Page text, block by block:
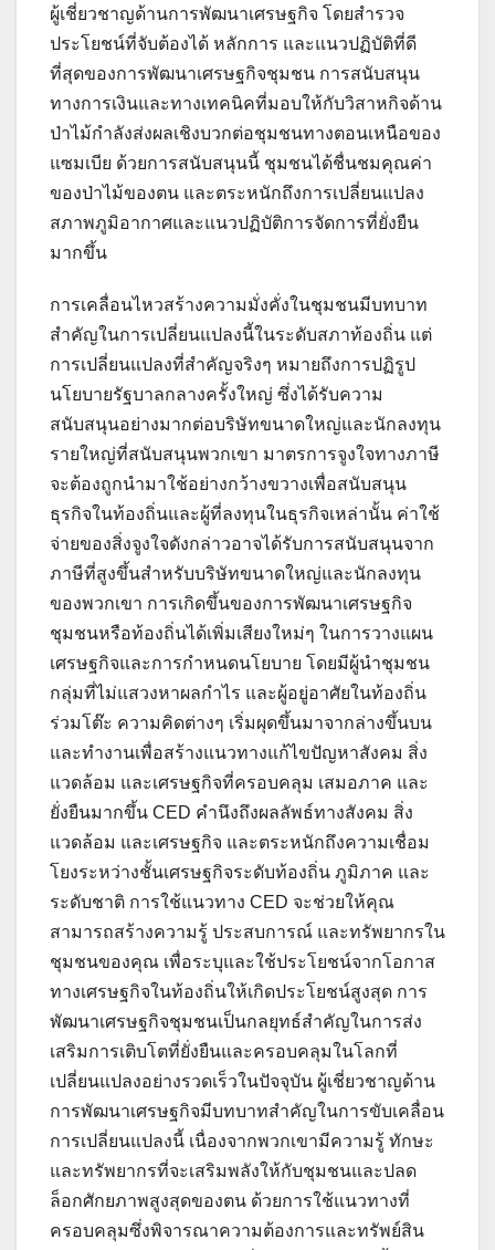
ผู้เชี่ยวชาญด้านการพัฒนาเศรษฐกิจ โดยสำรวจ
ประโยชน์ที่จับต้องได้ หลักการ และแนวปฏิบัติที่ดี
ที่สุดของการพัฒนาเศรษฐกิจชุมชน การสนับสนุน
ทางการเงินและทางเทคนิคที่มอบให้กับวิสาหกิจด้าน
ป่าไม้กำลังส่งผลเชิงบวกต่อชุมชนทางตอนเหนือของ
แซมเบีย ด้วยการสนับสนุนนี้ ชุมชนได้ชื่นชมคุณค่า
ของป่าไม้ของตน และตระหนักถึงการเปลี่ยนแปลง
สภาพภูมิอากาศและแนวปฏิบัติการจัดการที่ยั่งยืน
มากขึ้น
การเคลื่อนไหวสร้างความมั่งคั่งในชุมชนมีบทบาท
สำคัญในการเปลี่ยนแปลงนี้ในระดับสภาท้องถิ่น แต่
การเปลี่ยนแปลงที่สำคัญจริงๆ หมายถึงการปฏิรูป
นโยบายรัฐบาลกลางครั้งใหญ่ ซึ่งได้รับความ
สนับสนุนอย่างมากต่อบริษัทขนาดใหญ่และนักลงทุน
รายใหญ่ที่สนับสนุนพวกเขา มาตรการจูงใจทางภาษี
จะต้องถูกนำมาใช้อย่างกว้างขวางเพื่อสนับสนุน
ธุรกิจในท้องถิ่นและผู้ที่ลงทุนในธุรกิจเหล่านั้น ค่าใช้
จ่ายของสิ่งจูงใจดังกล่าวอาจได้รับการสนับสนุนจาก
ภาษีที่สูงขึ้นสำหรับบริษัทขนาดใหญ่และนักลงทุน
ของพวกเขา การเกิดขึ้นของการพัฒนาเศรษฐกิจ
ชุมชนหรือท้องถิ่นได้เพิ่มเสียงใหม่ๆ ในการวางแผน
เศรษฐกิจและการกำหนดนโยบาย โดยมีผู้นำชุมชน
กลุ่มที่ไม่แสวงหาผลกำไร และผู้อยู่อาศัยในท้องถิ่น
ร่วมโต๊ะ ความคิดต่างๆ เริ่มผุดขึ้นมาจากล่างขึ้นบน
และทำงานเพื่อสร้างแนวทางแก้ไขปัญหาสังคม สิ่ง
แวดล้อม และเศรษฐกิจที่ครอบคลุม เสมอภาค และ
ยั่งยืนมากขึ้น CED คำนึงถึงผลลัพธ์ทางสังคม สิ่ง
แวดล้อม และเศรษฐกิจ และตระหนักถึงความเชื่อม
โยงระหว่างชั้นเศรษฐกิจระดับท้องถิ่น ภูมิภาค และ
ระดับชาติ การใช้แนวทาง CED จะช่วยให้คุณ
สามารถสร้างความรู้ ประสบการณ์ และทรัพยากรใน
ชุมชนของคุณ เพื่อระบุและใช้ประโยชน์จากโอกาส
ทางเศรษฐกิจในท้องถิ่นให้เกิดประโยชน์สูงสุด การ
พัฒนาเศรษฐกิจชุมชนเป็นกลยุทธ์สำคัญในการส่ง
เสริมการเติบโตที่ยั่งยืนและครอบคลุมในโลกที่
เปลี่ยนแปลงอย่างรวดเร็วในปัจจุบัน ผู้เชี่ยวชาญด้าน
การพัฒนาเศรษฐกิจมีบทบาทสำคัญในการขับเคลื่อน
การเปลี่ยนแปลงนี้ เนื่องจากพวกเขามีความรู้ ทักษะ
และทรัพยากรที่จะเสริมพลังให้กับชุมชนและปลด
ล็อกศักยภาพสูงสุดของตน ด้วยการใช้แนวทางที่
ครอบคลุมซึ่งพิจารณาความต้องการและทรัพย์สิน